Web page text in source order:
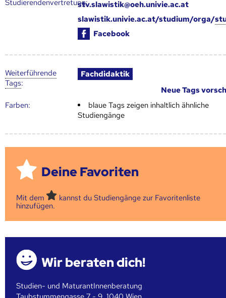
Studierendenvertretung:stv.slawistik@oeh.univie.ac.at
slawistik.univie.ac.at/studium/orga/
Facebook
Weiter­führende
Tags:
Fachdidaktik
Neue Tags
Farben:
blaue Tags zeigen inhaltlich ähnliche
Studiengänge
Deine Favoriten
Mit dem
kannst du Studiengänge zur Favoritenliste
hinzufügen.
Wir beraten dich!
Studien- und MaturantInnenberatung